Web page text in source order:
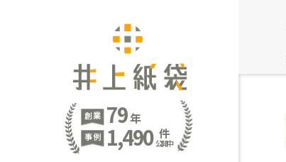
創業 79年
事例 1,490 件
公開中